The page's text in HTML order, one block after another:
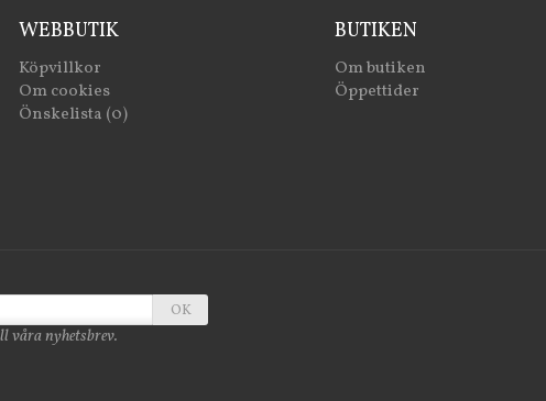
WEBBUTIK
Köpvillkor
Om cookies
Önskelista (0)
BUTIKEN
Om butiken
Öppettider
OK
våra nyhetsbrev.